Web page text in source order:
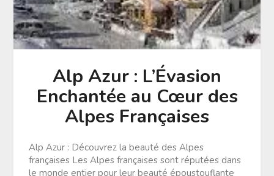
Alp Azur : L’Évasion
Enchantée au Cœur des
Alpes Françaises
Alp Azur : Découvrez la beauté des Alpes
françaises Les Alpes françaises sont réputées dans
le monde entier pour leur beauté époustouflante